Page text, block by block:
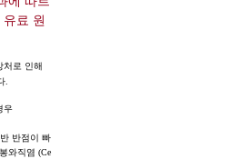
유료 원
처로 인해
.
우
반점이 빠
와직염 (Ce